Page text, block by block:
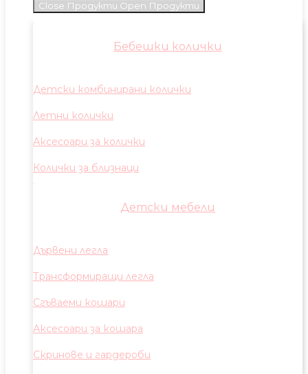
Close Продукти Open Продукти
Бебешки колички
Детски комбинирани колички
Летни колички
Аксесоари за колички
Колички за близнаци
Детски мебели
Дървени легла
Трансформиращи легла
Сгъваеми кошари
Аксесоари за кошара
Скринове и гардероби